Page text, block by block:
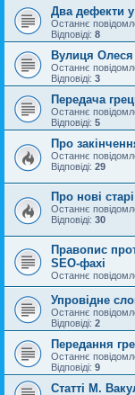
Два дефекти
Останнє
Відповіді: 8
Вулиця Олеся
Останнє
Відповіді: 3
Передача
Останнє
Відповіді: 5
Про
Останнє
Відповіді: 29
Про нові
Останнє
Відповіді: 30
Правопис
SEO-фахі
Останнє
Упровідне
Останнє
Відповіді: 2
Передання
Останнє
Відповіді: 9
Статті М.